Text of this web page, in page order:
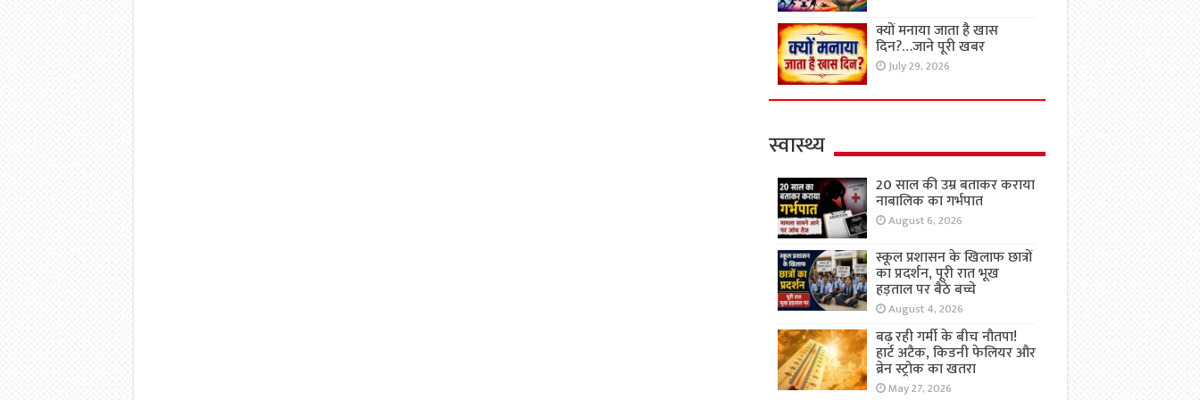
क्यों मनाया जाता है खास
दिन?…जाने पूरी खबर
July 29, 2026
स्वास्थ्य
20 साल की उम्र बताकर कराया
नाबालिक का गर्भपात
August 6, 2026
स्कूल प्रशासन के खिलाफ छात्रों
का प्रदर्शन, पूरी रात भूख
हड़ताल पर बैठे बच्चे
August 4, 2026
बढ़ रही गर्मी के बीच नौतपा!
हार्ट अटैक, किडनी फेलियर और
ब्रेन स्ट्रोक का खतरा
May 27, 2026